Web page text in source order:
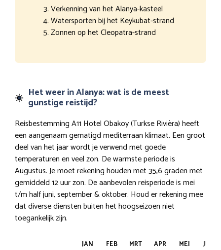
Verkenning van het Alanya-kasteel
Watersporten bij het Keykubat-strand
Zonnen op het Cleopatra-strand
Het weer in Alanya: wat is de meest
gunstige reistijd?
Reisbestemming A11 Hotel Obakoy (Turkse Rivièra) heeft
een aangenaam gematigd mediterraan klimaat. Een groot
deel van het jaar wordt je verwend met goede
temperaturen en veel zon. De warmste periode is
Augustus. Je moet rekening houden met 35,6 graden met
gemiddeld 12 uur zon. De aanbevolen reisperiode is mei
t/m half juni, september & oktober. Houd er rekening mee
dat diverse diensten buiten het hoogseizoen niet
toegankelijk zijn.
JAN FEB MRT APR MEI
JUN